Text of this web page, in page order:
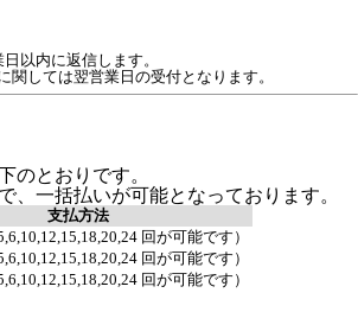
以内に返信します。
しては翌営業日の受付となります。
のとおりです。
、一括払いが可能となっております。
支払方法
回が可能です）
回が可能です）
回が可能です）